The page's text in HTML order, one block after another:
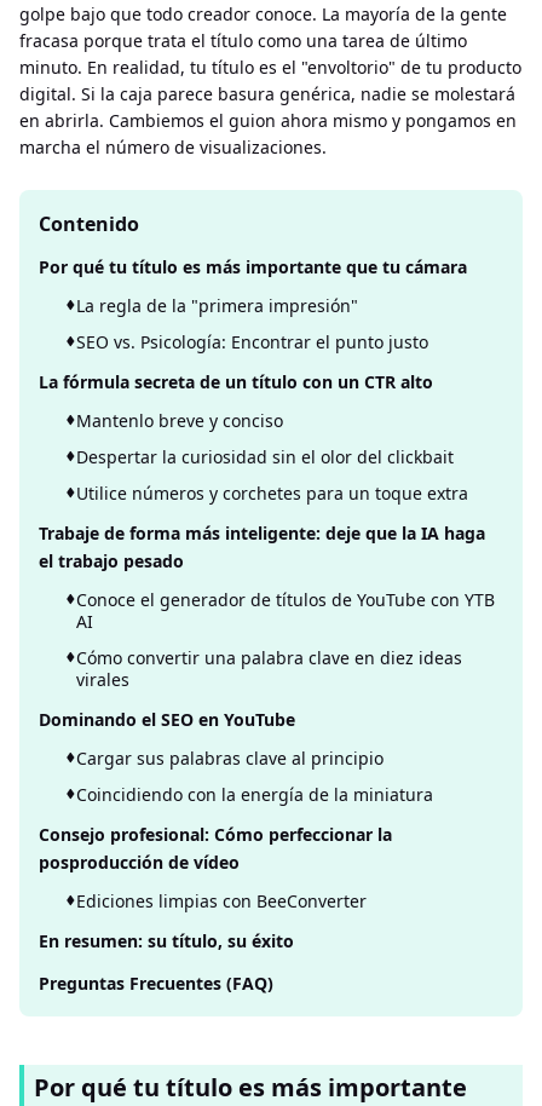
golpe bajo que todo creador conoce. La mayoría de la gente
fracasa porque trata el título como una tarea de último
minuto. En realidad, tu título es el "envoltorio" de tu producto
digital. Si la caja parece basura genérica, nadie se molestará
en abrirla. Cambiemos el guion ahora mismo y pongamos en
marcha el número de visualizaciones.
Contenido
Por qué tu título es más importante que tu cámara
La regla de la "primera impresión"
SEO vs. Psicología: Encontrar el punto justo
La fórmula secreta de un título con un CTR alto
Mantenlo breve y conciso
Despertar la curiosidad sin el olor del clickbait
Utilice números y corchetes para un toque extra
Trabaje de forma más inteligente: deje que la IA haga
el trabajo pesado
Conoce el generador de títulos de YouTube con YTB
AI
Cómo convertir una palabra clave en diez ideas
virales
Dominando el SEO en YouTube
Cargar sus palabras clave al principio
Coincidiendo con la energía de la miniatura
Consejo profesional: Cómo perfeccionar la
posproducción de vídeo
Ediciones limpias con BeeConverter
En resumen: su título, su éxito
Preguntas Frecuentes (FAQ)
Por qué tu título es más importante